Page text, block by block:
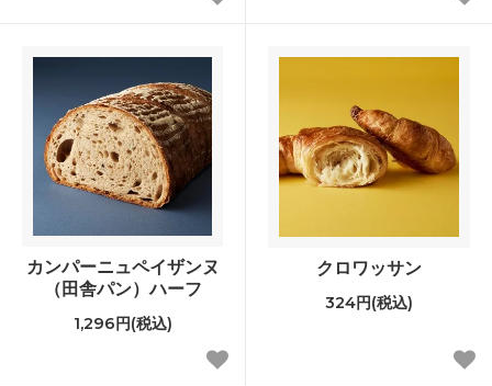
カンパーニュペイザンヌ
（田舎パン）ハーフ
1,296円(税込)
クロワッサン
324円(税込)